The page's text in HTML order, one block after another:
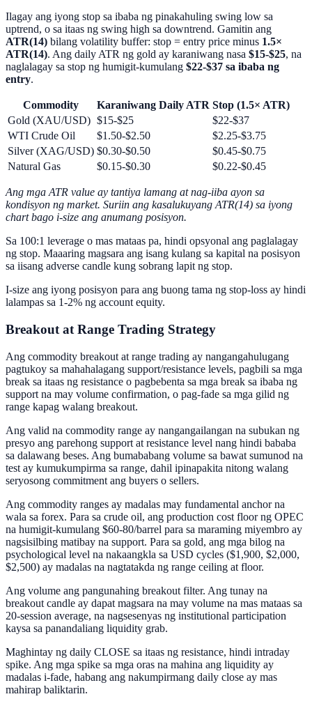
Ilagay ang iyong stop sa ibaba ng pinakahuling swing low sa
uptrend, o sa itaas ng swing high sa downtrend. Gamitin ang
ATR(14) bilang volatility buffer: stop = entry price minus 1.5×
ATR(14). Ang daily ATR ng gold ay karaniwang nasa $15-$25, na
naglalagay sa stop ng humigit-kumulang $22-$37 sa ibaba ng
entry.
Commodity Karaniwang Daily ATR Stop (1.5× ATR)
Gold (XAU/USD) $15-$25
$22-$37
WTI Crude Oil
$1.50-$2.50
$2.25-$3.75
Silver (XAG/USD) $0.30-$0.50
$0.45-$0.75
Natural Gas
$0.15-$0.30 $0.22-$0.45
Ang mga ATR value ay tantiya lamang at nag-iiba ayon sa
kondisyon ng market. Suriin ang kasalukuyang ATR(14) sa iyong
chart bago i-size ang anumang posisyon.
Sa 100:1 leverage o mas mataas pa, hindi opsyonal ang paglalagay
ng stop. Maaaring magsara ang isang kulang sa kapital na posisyon
sa iisang adverse candle kung sobrang lapit ng stop.
I-size ang iyong posisyon para ang buong tama ng stop-loss ay hindi
lalampas sa 1-2% ng account equity.
Breakout at Range Trading Strategy
Ang commodity breakout at range trading ay nangangahulugang
pagtukoy sa mahahalagang support/resistance levels, pagbili sa mga
break sa itaas ng resistance o pagbebenta sa mga break sa ibaba ng
support na may volume confirmation, o pag-fade sa mga gilid ng
range kapag walang breakout.
Ang valid na commodity range ay nangangailangan na subukan ng
presyo ang parehong support at resistance level nang hindi bababa
sa dalawang beses. Ang bumababang volume sa bawat sumunod na
test ay kumukumpirma sa range, dahil ipinapakita nitong walang
seryosong commitment ang buyers o sellers.
Ang commodity ranges ay madalas may fundamental anchor na
wala sa forex. Para sa crude oil, ang production cost floor ng OPEC
na humigit-kumulang $60-80/barrel para sa maraming miyembro ay
nagsisilbing matibay na support. Para sa gold, ang mga bilog na
psychological level na nakaangkla sa USD cycles ($1,900, $2,000,
$2,500) ay madalas na nagtatakda ng range ceiling at floor.
Ang volume ang pangunahing breakout filter. Ang tunay na
breakout candle ay dapat magsara na may volume na mas mataas sa
20-session average, na nagsesenyas ng institutional participation
kaysa sa panandaliang liquidity grab.
Maghintay ng daily CLOSE sa itaas ng resistance, hindi intraday
spike. Ang mga spike sa mga oras na mahina ang liquidity ay
madalas i-fade, habang ang nakumpirmang daily close ay mas
mahirap baliktarin.